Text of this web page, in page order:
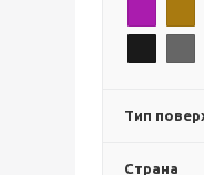
Azulev
Тип
Страна